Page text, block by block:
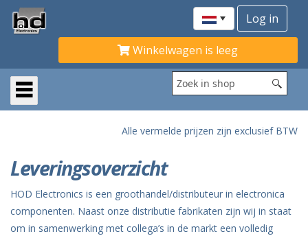
Winkelwagen is leeg
Alle vermelde prijzen zijn exclusief BTW
Leveringsoverzicht
HOD Electronics is een groothandel/distributeur in electronica
componenten. Naast onze distributie fabrikaten zijn wij in staat
om in samenwerking met collega’s in de markt een volledig